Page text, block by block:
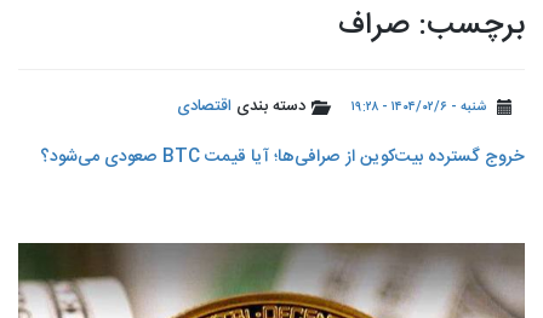
برچسب: صراف
شنبه - ۱۴۰۴/۰۲/۶ - ۱۹:۲۸ دسته بندی اقتصادی
خروج گسترده بیت‌کوین از صرافی‌ها؛ آیا قیمت BTC صعودی می‌شود؟